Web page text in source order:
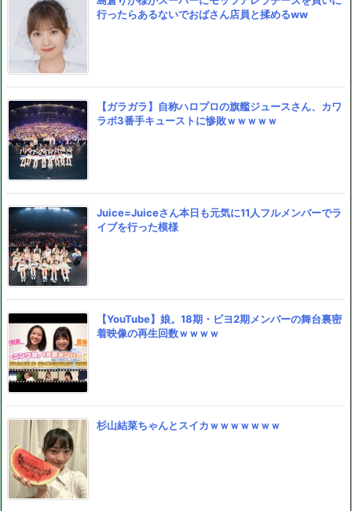
行ったらあるないでおばさん店員と揉めるww
【ガラガラ】自称ハロプロの旗艦ジュースさん、カワ
ラボ3番手キューストに惨敗ｗｗｗｗｗ
Juice=Juiceさん本日も元気に11人フルメンバーでラ
イブを行った模様
【YouTube】娘。18期・ビヨ2期メンバーの舞台裏密
着映像の再生回数ｗｗｗｗ
杉山結菜ちゃんとスイカｗｗｗｗｗｗｗ